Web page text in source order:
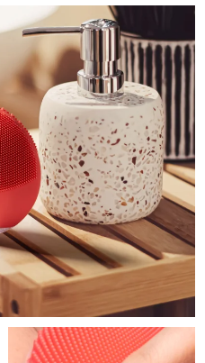
T-zone
bag
& balm
devices
aging skincare
devices
device for young skin
therapy
hydration
hydration devices
sonic toothbrush
Whitening Set
device & 18% PAP gel
toothbrushes
anti-aging
anti-aging set
primer
& décolleté LED mask
hand mask
scalp massager
Serum
probiotic serum
肌膚年輕化
NEW
Red Light Therapy
Red Light Therapy
Light Serum
預計送達日期8/10/26
預計送達日期8/14/26
預計送達日期8/10/26
預計送達日期8/11/26
預計送達日期8/10/26
預計送達日期8/10/26
預計送達日期
預計送達日期8/10/26